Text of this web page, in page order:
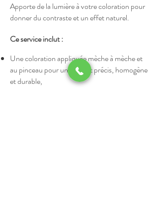
Apporte de la lumière à votre coloration pour
donner du contraste et un effet naturel.
Ce service inclut :
Une coloration appliquée mèche à mèche et
au pinceau pour un résultat précis, homogène
et durable,